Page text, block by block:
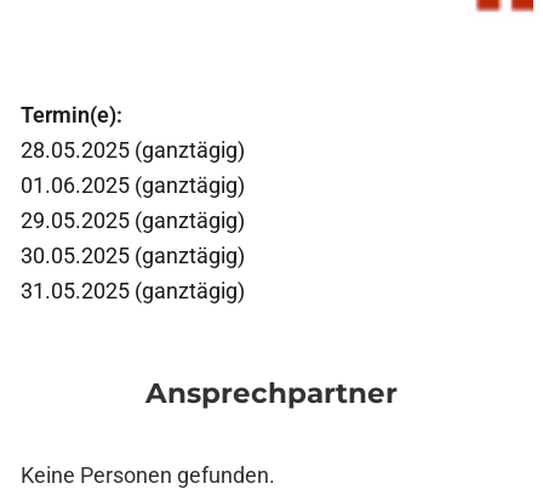
Termin(e):
28.05.2025 (ganztägig)
01.06.2025 (ganztägig)
29.05.2025 (ganztägig)
30.05.2025 (ganztägig)
31.05.2025 (ganztägig)
Ansprechpartner
Keine Personen gefunden.